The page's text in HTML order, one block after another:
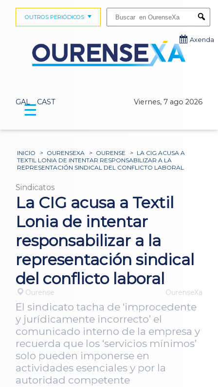
GAL CAST Viernes, 7 ago 2026
OUTROS PERIÓDICOS
Axenda
☰
INICIO > OURENSEXA > OURENSE > LA CIG ACUSA A
TEXTIL LONIA DE INTENTAR RESPONSABILIZAR A LA
REPRESENTACIÓN SINDICAL DEL CONFLICTO LABORAL
Sindicatos
La CIG acusa a Textil
Lonia de intentar
responsabilizar a la
representación sindical
del conflicto laboral
Ourense OurenseXa
El sindicato tacha de ‘improcedente
y jurídicamente incorrecto’ el
comunicado interno de la empresa y
recuerda que los ‘servicios mínimos’
solo pueden imponerse en
actividades esenciales y por la
autoridad competente